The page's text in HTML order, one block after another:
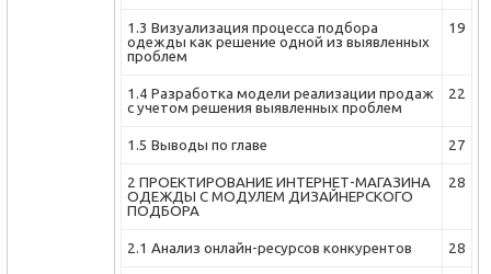
1.3 Визуализация процесса подбора
одежды как решение одной из выявленных
проблем
19
1.4 Разра­ботка модели реализации продаж
с учетом решения выявленных проблем
22
1.5 Выводы по главе 27
2 ПРОЕКТИ­РОВАНИЕ ИНТЕРНЕТ-МАГАЗИНА
ОДЕЖДЫ С МОДУЛЕМ ДИЗАЙНЕРСКОГО
ПОДБОРА
28
2.1 Анализ онлайн-ресурсов конкурентов 28